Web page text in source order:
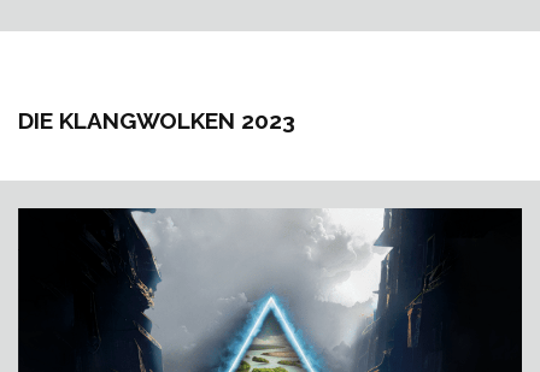
DIE KLANGWOLKEN 2023